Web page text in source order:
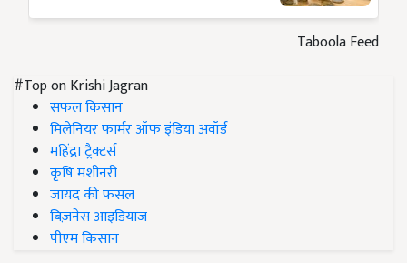
Taboola Feed
#Top on Krishi Jagran
सफल किसान
मिलेनियर फार्मर ऑफ इंडिया अवॉर्ड
महिंद्रा ट्रैक्टर्स
कृषि मशीनरी
जायद की फसल
बिज़नेस आइडियाज
पीएम किसान